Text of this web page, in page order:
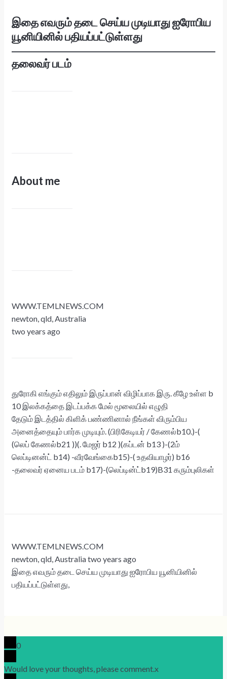
இதை எவரும் தடை செய்ய முடியாது ஐரோபிய
யூனியினில் பதியப்பட்டுள்ளது
தலைவர் படம்
About me
WWW.TEMLNEWS.COM
newton, qld, Australia
two years ago
துரோகி எங்கும் எதிலும் இருப்பான் விழிப்பாக இரு. கீழே உள்ள b
10 இலக்கத்தை இடப்பக்க மேல் மூலையில் எழுதி
தேடும் இடத்தில் கிளிக் பண்ணினால் நீங்கள் விரும்பிய
அனைத்தையும் பார்க முடியும். (பிரிகேடியர் / கேணல்b10.)-(
(லெப் கேணல்b21 ))(. மேஜர் b12 )(கப்டன் b13 )-(2ம்
லெப்டினன்ட் b14) -வீரவேங்கைb15)-( உதவியாழர்) b16
-தலைவர் ஏனைய படம் b17)-(லெப்டின்ட்b19)B31 கரும்புலிகள்
WWW.TEMLNEWS.COM
newton, qld, Australia two years ago
இதை எவரும் தடை செய்ய முடியாது ஐரோபிய யூனியினில்
பதியப்பட்டுள்ளது,
0
Would love your thoughts, please comment.x